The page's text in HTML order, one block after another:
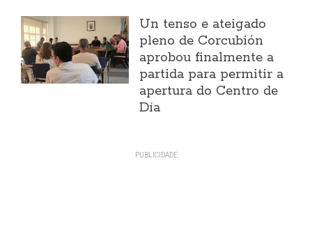
Un tenso e ateigado
pleno de Corcubión
aprobou finalmente a
partida para permitir a
apertura do Centro de
Día